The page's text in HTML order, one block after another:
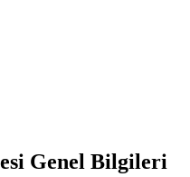
Genel Bilgileri